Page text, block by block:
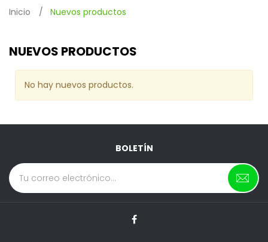
Inicio
Nuevos productos
NUEVOS PRODUCTOS
No hay nuevos productos.
BOLETÍN